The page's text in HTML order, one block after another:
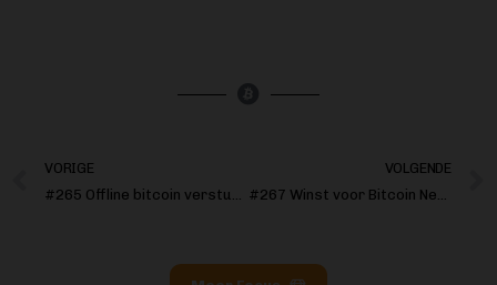
VORIGE
#265 Offline bitcoin versturen in Kenia
VOLGENDE
#267 Winst voor Bitcoin Nederland tegen DNB